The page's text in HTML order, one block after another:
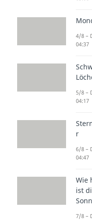
gar nicht
gemeint.
Zeitpunkt
Materie
Innerhalb
dehnte
4/8 –
04:37
5/8 –
04:17
r
6/8 –
04:47
Wie
ist
7/8 –